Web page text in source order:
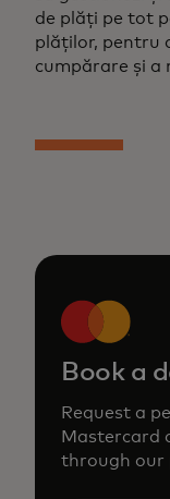
de plăți pe tot
plăților, pentru
cumpărare și a
Book a
Request a
Mastercard
through our